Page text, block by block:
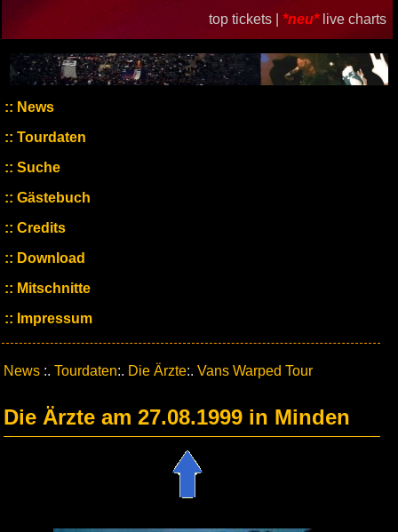
top tickets | *neu* live charts
News
Tourdaten
Suche
Gästebuch
Credits
Download
Mitschnitte
Impressum
News :. Tourdaten:. Die Ärzte:. Vans Warped Tour
Die Ärzte am 27.08.1999 in Minden